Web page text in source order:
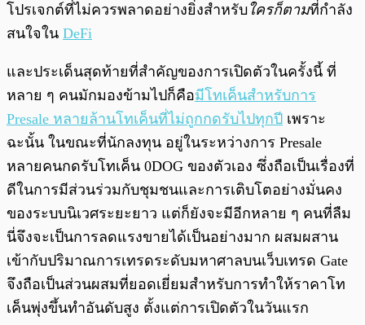
โปรเจกต์ที่ไม่ควรพลาดอย่างยิ่งสำหรับใครก็ตามที่กำลัง
สนใจใน DeFi
และประเด็นสุดท้ายที่สำคัญของการเปิดตัวในครั้งนี้ ที่
หลาย ๆ คนมักมองข้ามไปก็คือมีโทเค็นสำหรับการ
Presale หลายล้านโทเค็นที่ไม่ถูกกดรับไปทุกปี เพราะ
ฉะนั้น ในขณะที่นักลงทุน อยู่ในระหว่างการ Presale
หลายคนกดรับโทเค็น 0DOG ของตัวเอง ซึ่งถือเป็นเรื่องที่
ดีในการมีส่วนร่วมกับชุมชนและการเติบโตอย่างมั่นคง
ของระบบนิเวศระยะยาว แต่ก็ยังจะมีอีกหลาย ๆ คนที่ลืม
นี่จึงจะเป็นการลดแรงขายได้เป็นอย่างมาก ผสมผสาน
เข้ากับปริมาณการเทรดระดับมหาศาลบนเว็บเทรด Gate
จึงถือเป็นส่วนผสมที่ยอดเยี่ยมสำหรับการทำให้ราคาโท
เค็นพุ่งขึ้นทำอันดับสูง ตั้งแต่การเปิดตัวในวันแรก